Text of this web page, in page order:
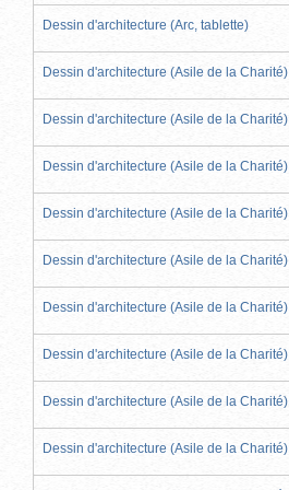
Dessin d'architecture (Arc, tablette)
Dessin d'architecture (Asile de la Charité)
Dessin d'architecture (Asile de la Charité)
Dessin d'architecture (Asile de la Charité)
Dessin d'architecture (Asile de la Charité)
Dessin d'architecture (Asile de la Charité)
Dessin d'architecture (Asile de la Charité)
Dessin d'architecture (Asile de la Charité)
Dessin d'architecture (Asile de la Charité)
Dessin d'architecture (Asile de la Charité)